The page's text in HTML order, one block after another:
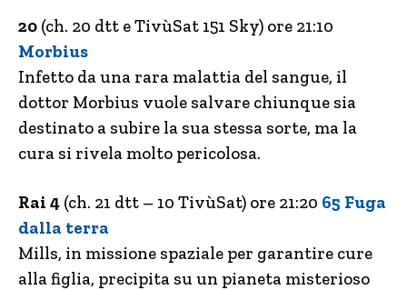
20 (ch. 20 dtt e TivùSat 151 Sky) ore 21:10
Morbius
Infetto da una rara malattia del sangue, il
dottor Morbius vuole salvare chiunque sia
destinato a subire la sua stessa sorte, ma la
cura si rivela molto pericolosa.
Rai 4 (ch. 21 dtt – 10 TivùSat) ore 21:20 65 Fuga
dalla terra
Mills, in missione spaziale per garantire cure
alla figlia, precipita su un pianeta misterioso